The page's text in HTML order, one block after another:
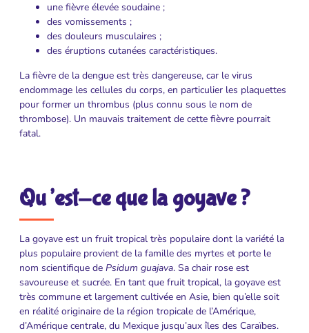
une fièvre élevée soudaine ;
des vomissements ;
des douleurs musculaires ;
des éruptions cutanées caractéristiques.
La fièvre de la dengue est très dangereuse, car le virus
endommage les cellules du corps, en particulier les plaquettes
pour former un thrombus (plus connu sous le nom de
thrombose). Un mauvais traitement de cette fièvre pourrait
fatal.
Qu’est-ce que la goyave ?
La goyave est un fruit tropical très populaire dont la variété la
plus populaire provient de la famille des myrtes et porte le
nom scientifique de Psidum guajava. Sa chair rose est
savoureuse et sucrée. En tant que fruit tropical, la goyave est
très commune et largement cultivée en Asie, bien qu’elle soit
en réalité originaire de la région tropicale de l’Amérique,
d’Amérique centrale, du Mexique jusqu’aux îles des Caraïbes.